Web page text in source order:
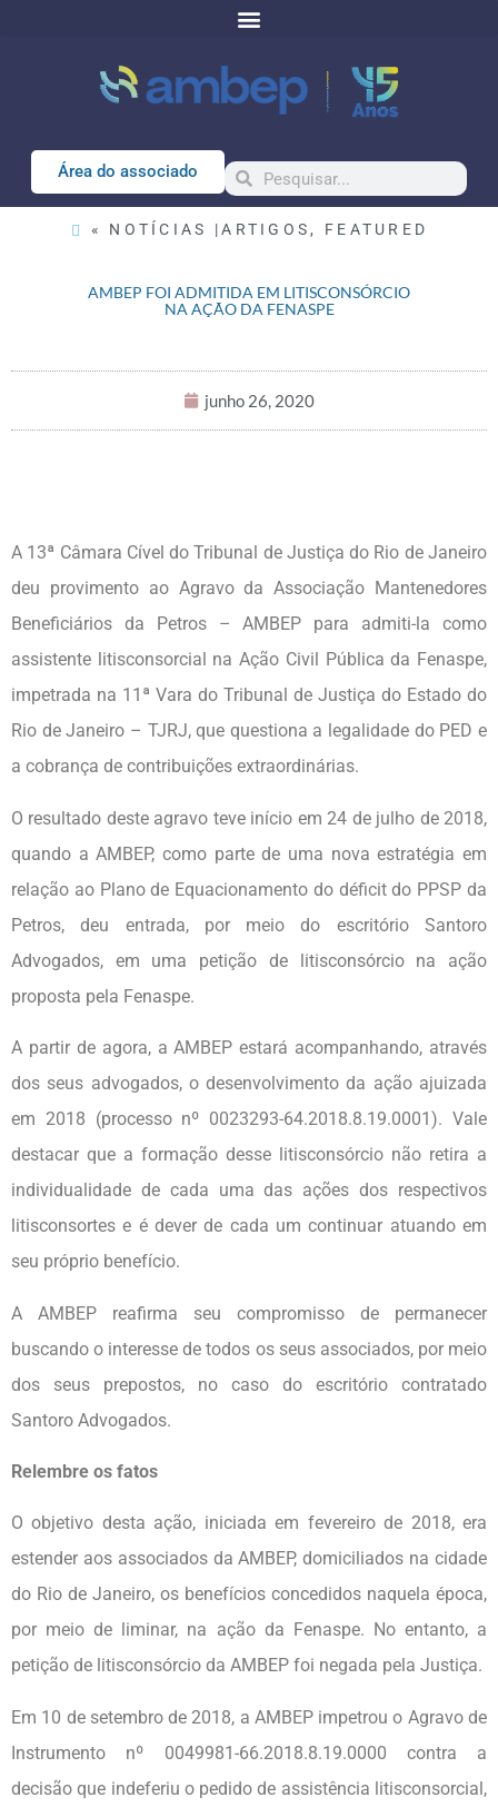
Área do associado
« NOTÍCIAS |ARTIGOS , FEATURED
AMBEP FOI ADMITIDA EM LITISCONSÓRCIO
NA AÇÃO DA FENASPE
junho 26, 2020
A 13ª Câmara Cível do Tribunal de Justiça do Rio de Janeiro
deu provimento ao Agravo da Associação Mantenedores
Beneficiários da Petros – AMBEP para admiti-la como
assistente litisconsorcial na Ação Civil Pública da Fenaspe,
impetrada na 11ª Vara do Tribunal de Justiça do Estado do
Rio de Janeiro – TJRJ, que questiona a legalidade do PED e
a cobrança de contribuições extraordinárias.
O resultado deste agravo teve início em 24 de julho de 2018,
quando a AMBEP, como parte de uma nova estratégia em
relação ao Plano de Equacionamento do déficit do PPSP da
Petros, deu entrada, por meio do escritório Santoro
Advogados, em uma petição de litisconsórcio na ação
proposta pela Fenaspe.
A partir de agora, a AMBEP estará acompanhando, através
dos seus advogados, o desenvolvimento da ação ajuizada
em 2018 (processo nº 0023293-64.2018.8.19.0001). Vale
destacar que a formação desse litisconsórcio não retira a
individualidade de cada uma das ações dos respectivos
litisconsortes e é dever de cada um continuar atuando em
seu próprio benefício.
A AMBEP reafirma seu compromisso de permanecer
buscando o interesse de todos os seus associados, por meio
dos seus prepostos, no caso do escritório contratado
Santoro Advogados.
Relembre os fatos
O objetivo desta ação, iniciada em fevereiro de 2018, era
estender aos associados da AMBEP, domiciliados na cidade
do Rio de Janeiro, os benefícios concedidos naquela época,
por meio de liminar, na ação da Fenaspe. No entanto, a
petição de litisconsórcio da AMBEP foi negada pela Justiça.
Em 10 de setembro de 2018, a AMBEP impetrou o Agravo de
Instrumento nº 0049981-66.2018.8.19.0000 contra a
decisão que indeferiu o pedido de assistência litisconsorcial,